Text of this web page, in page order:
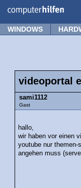
WINDOWS
videoportal
sami1112
Gast
hallo,
wir haben vor einen
youtube nur
angehen muss